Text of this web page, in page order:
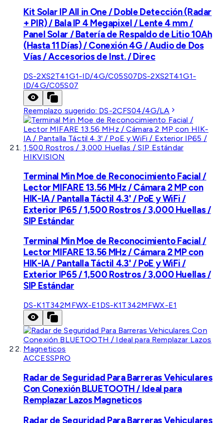
Kit Solar IP All in One / Doble Detección (Radar
+ PIR) / Bala IP 4 Megapixel / Lente 4 mm /
Panel Solar / Batería de Respaldo de Litio 10Ah
(Hasta 11 Días) / Conexión 4G / Audio de Dos
Vías / Accesorios de Inst. / Direc
DS-2XS2T41G1-ID/4G/C05S07DS-2XS2T41G1-
ID/4G/C05S07
Reemplazo sugerido: DS-2CFS04/4G/LA
HIKVISION
Terminal Min Moe de Reconocimiento Facial /
Lector MIFARE 13.56 MHz / Cámara 2 MP con
HIK-IA / Pantalla Táctil 4.3' / PoE y WiFi /
Exterior IP65 / 1,500 Rostros / 3,000 Huellas /
SIP Estándar
Terminal Min Moe de Reconocimiento Facial /
Lector MIFARE 13.56 MHz / Cámara 2 MP con
HIK-IA / Pantalla Táctil 4.3' / PoE y WiFi /
Exterior IP65 / 1,500 Rostros / 3,000 Huellas /
SIP Estándar
DS-K1T342MFWX-E1 DS-K1T342MFWX-E1
ACCESSPRO
Radar de Seguridad Para Barreras Vehiculares
Con Conexión BLUETOOTH / Ideal para
Remplazar Lazos Magneticos
Radar de Seguridad Para Barreras Vehiculares